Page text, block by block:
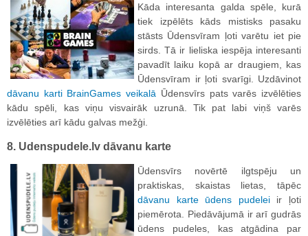
Kāda interesanta galda spēle, kurā
tiek izpēlēts kāds mistisks pasaku
stāsts Ūdensvīram ļoti varētu iet pie
sirds. Tā ir lieliska iespēja interesanti
pavadīt laiku kopā ar draugiem, kas
Ūdensvīram ir ļoti svarīgi. Uzdāvinot
dāvanu karti BrainGames veikalā Ūdensvīrs pats varēs izvēlēties
kādu spēli, kas viņu visvairāk uzrunā. Tik pat labi viņš varēs
izvēlēties arī kādu galvas mežģi.
8. Udenspudele.lv dāvanu karte
Ūdensvīrs novērtē ilgtspēju un
praktiskas, skaistas lietas, tāpēc
dāvanu karte ūdens pudeleiir ļoti
piemērota. Piedāvājumā ir arī gudrās
ūdens pudeles, kas atgādina par